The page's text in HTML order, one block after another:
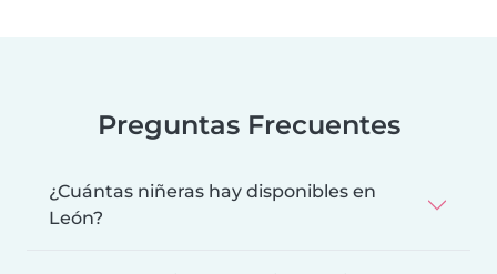
Preguntas Frecuentes
¿Cuántas niñeras hay disponibles en
León?